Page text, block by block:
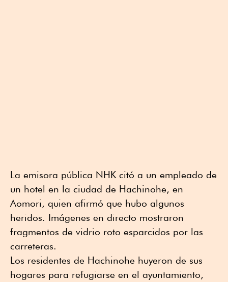
La emisora pública NHK citó a un empleado de
un hotel en la ciudad de Hachinohe, en
Aomori, quien afirmó que hubo algunos
heridos. Imágenes en directo mostraron
fragmentos de vidrio roto esparcidos por las
carreteras.
Los residentes de Hachinohe huyeron de sus
hogares para refugiarse en el ayuntamiento,